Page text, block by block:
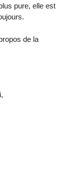
pure, elle est
de la